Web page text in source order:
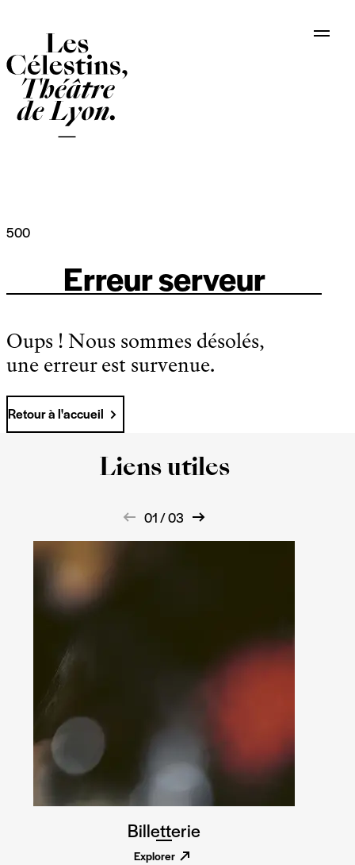
500
Erreur serveur
Oups ! Nous sommes désolés,
une erreur est survenue.
Retour à l'accueil
Liens utiles
01 / 03
Billetterie
Explorer